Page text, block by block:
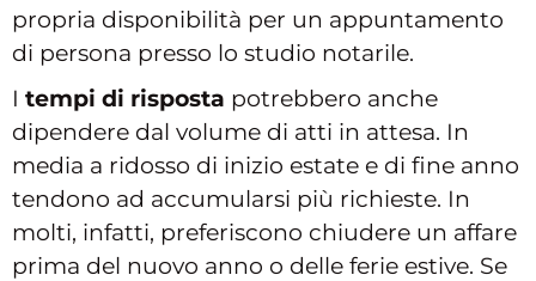
propria disponibilità per un appuntamento
di persona presso lo studio notarile.
I tempi di risposta potrebbero anche
dipendere dal volume di atti in attesa. In
media a ridosso di inizio estate e di fine anno
tendono ad accumularsi più richieste. In
molti, infatti, preferiscono chiudere un affare
prima del nuovo anno o delle ferie estive. Se